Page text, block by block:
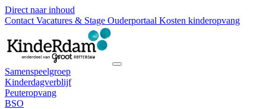
Direct naar inhoud
Contact Vacatures & Stage Ouderportaal Kosten kinderopvang
Samenspeelgroep
Kinderdagverblijf
Peuteropvang
BSO